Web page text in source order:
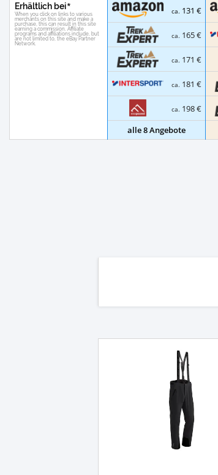
Erhältlich bei ca. 131 €
ca. 165 €
ca. 171 €
ca. 181 €
ca. 198 €
alle 8 Angebote